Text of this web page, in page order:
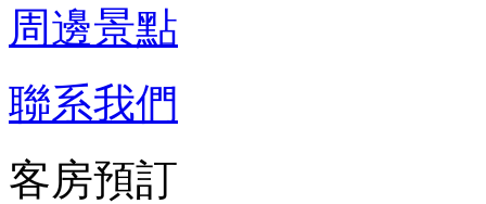
周邊景點
聯系我們
客房預訂